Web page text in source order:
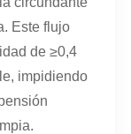
Este flujo
de ≥0,4
impidiendo